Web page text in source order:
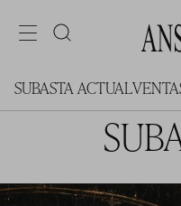
SUBASTA ACTUAL